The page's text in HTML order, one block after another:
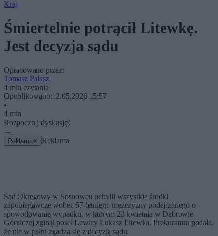
Kraj
Śmiertelnie potrącił Litewkę.
Jest decyzja sądu
Opracowano przez:
Tomasz Pałasz
4 min czytania
Opublikowano:12.05.2026 15:57
•
4 min
Rozpocznij dyskusję!
Reklama ✕ Reklama
Sąd Okręgowy w Sosnowcu uchylił wszystkie środki
zapobiegawcze wobec 57-letniego mężczyzny podejrzanego o
spowodowanie wypadku, w którym 23 kwietnia w Dąbrowie
Górniczej zginął poseł Lewicy Łukasz Litewka. Prokuratura podała,
że nie w pełni zgadza się z decyzją sądu.